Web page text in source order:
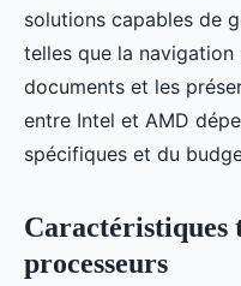
solutions capables de
telles que la
documents et les
entre Intel et AMD
spécifiques et du
Caractéristiques
processeurs